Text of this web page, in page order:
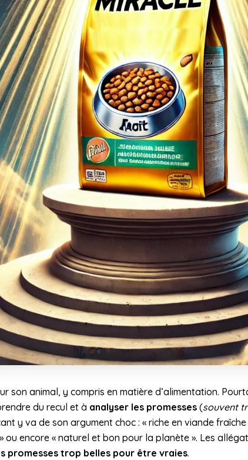
son animal, y compris en matière d’alimentation.
du recul et à analyser les promesses (souvent
y va de son argument choc : « riche en viande
ou encore « naturel et bon pour la planète ». Les
promesses trop belles pour être vraies.